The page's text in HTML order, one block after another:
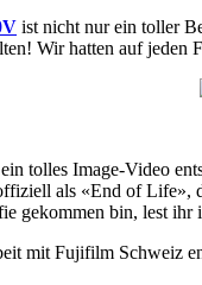
ist nicht nur ein toller
Wir hatten auf
tolles Image-Video
als «End of Life»,
gekommen bin, lest ihr
mit Fujifilm Schweiz